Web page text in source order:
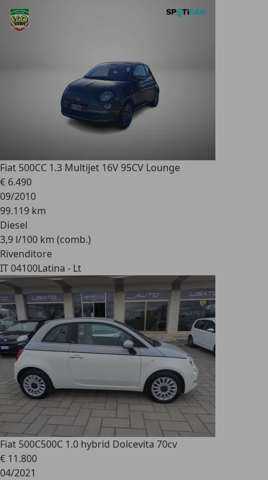
Fiat 500CC 1.3 Multijet 16V 95CV Lounge
€ 6.490
09/2010
99.119 km
Diesel
3,9 l/100 km (comb.)
Rivenditore
IT 04100Latina - Lt
Fiat 500C500C 1.0 hybrid Dolcevita 70cv
€ 11.800
04/2021